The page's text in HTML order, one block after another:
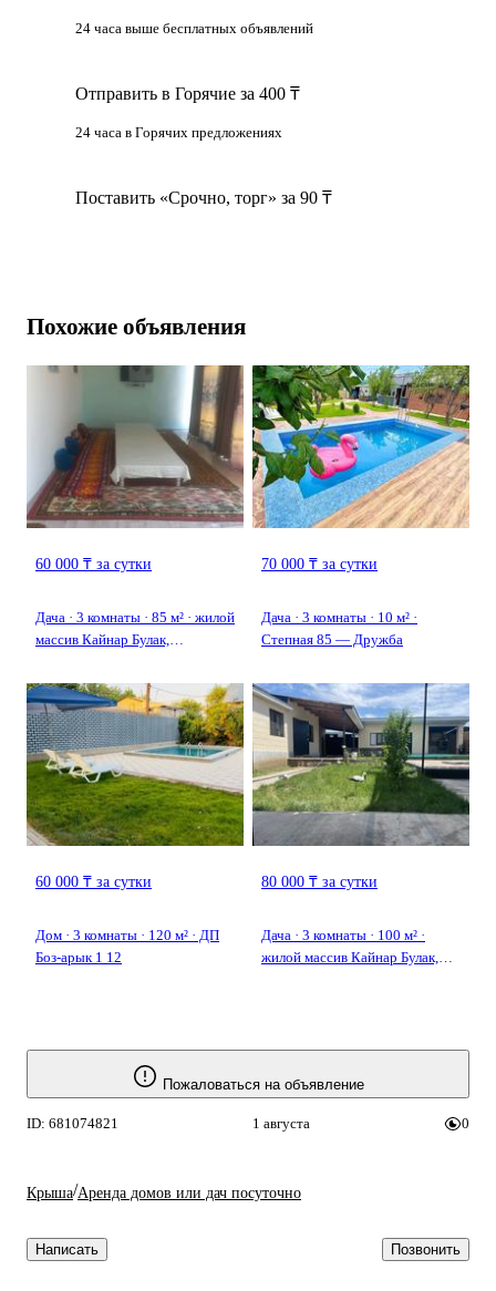
24 часа выше бесплатных объявлений
Отправить в Горячие за 400 ₸
24 часа в Горячих предложениях
Поставить «Срочно, торг» за 90 ₸
Похожие объявления
60 000 ₸ за сутки
Дача · 3 комнаты · 85 м² · жилой
массив Кайнар Булак,
70 000 ₸ за сутки
Дача · 3 комнаты · 10 м² ·
Степная 85 — Дружба
60 000 ₸ за сутки
Дом · 3 комнаты · 120 м² · ДП
Боз-арык 1 12
80 000 ₸ за сутки
Дача · 3 комнаты · 100 м² ·
жилой массив Кайнар Булак,
Пожаловаться на объявление
ID: 681074821 1 августа 0
Крыша/Аренда домов или дач посуточно
Написать Позвонить